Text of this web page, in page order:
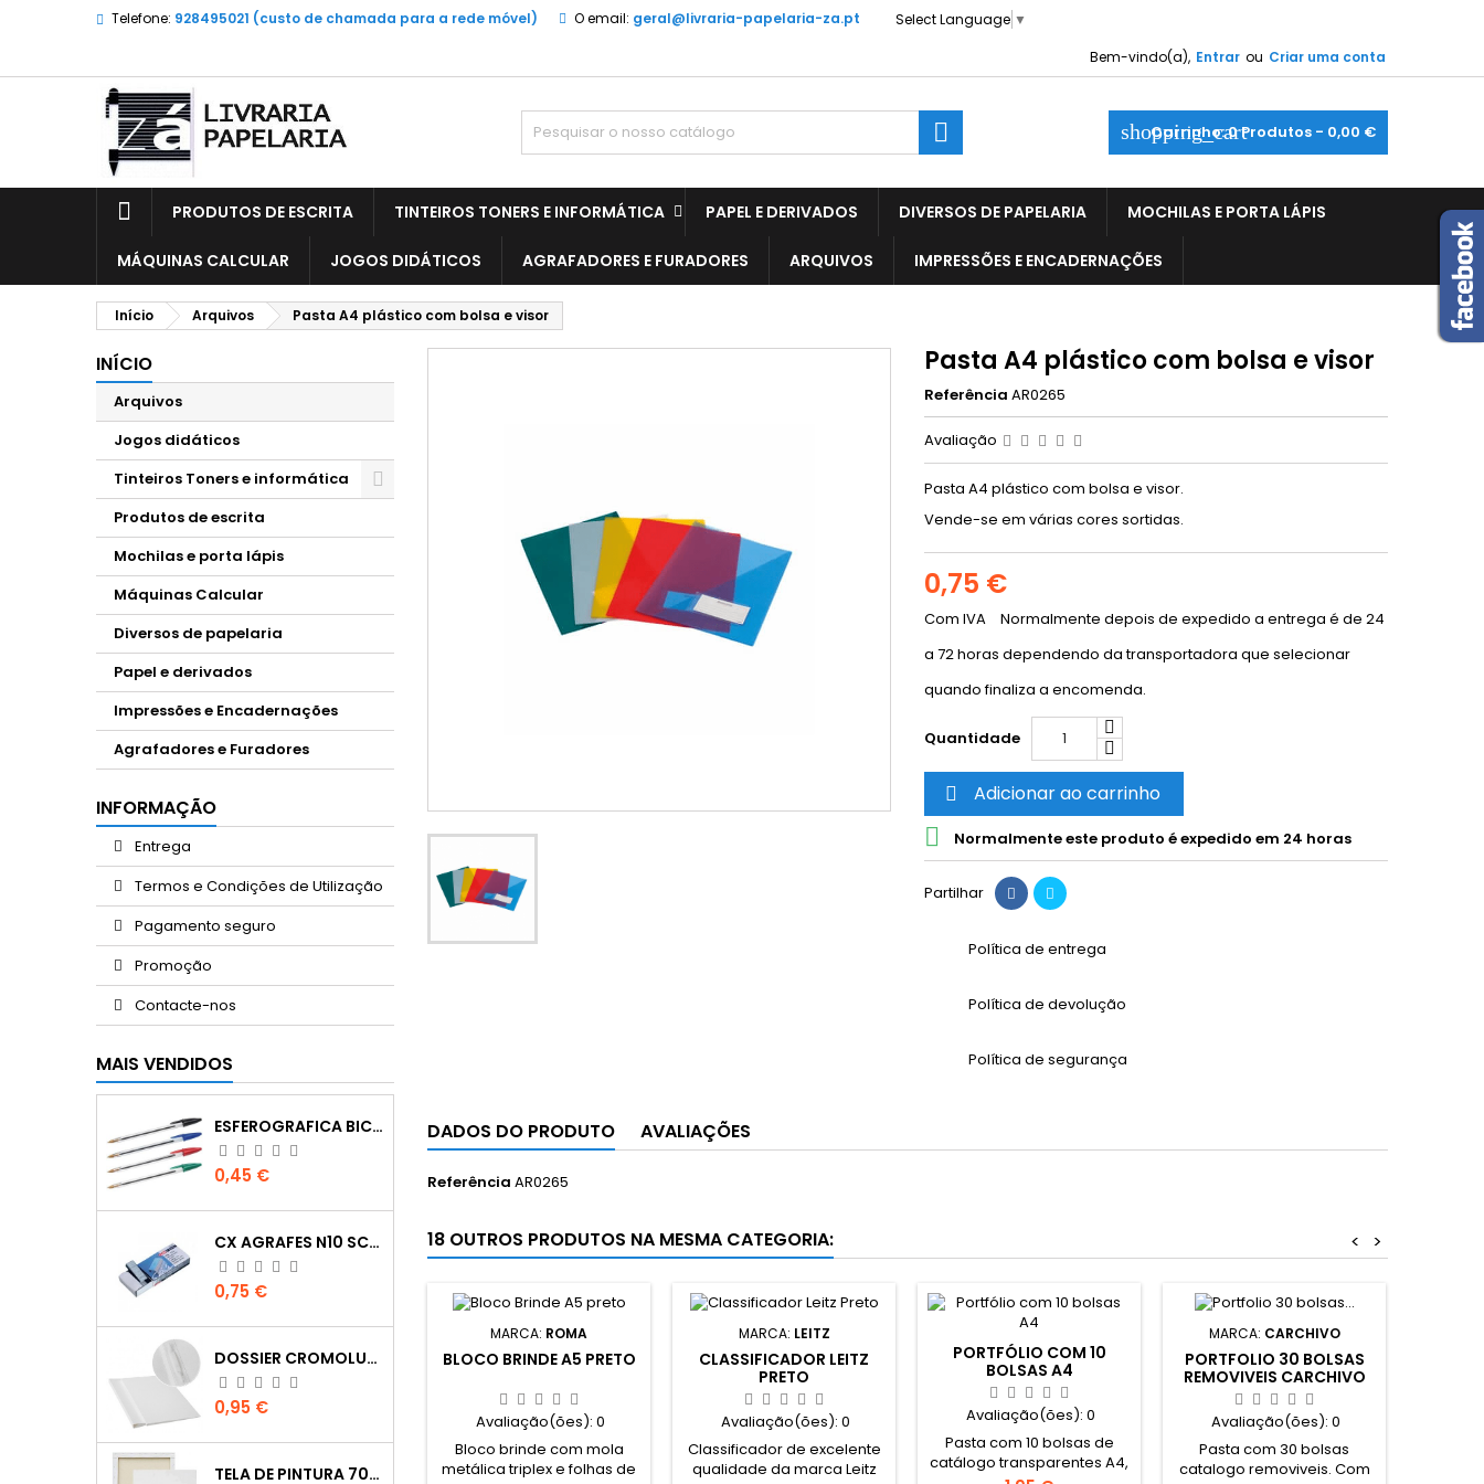
Telefone: 928495021 (custo de chamada para a rede móvel) O email: geral@livraria-papelaria-za.pt Select Language ▼
Bem-vindo(a), Entrar ou Criar uma conta
shopping_cart
Carrinho:0Produtos - 0,00 €

PRODUTOS DE ESCRITA TINTEIROS TONERS E INFORMÁTICA PAPEL E DERIVADOS DIVERSOS DE PAPELARIA MOCHILAS E PORTA LÁPIS
MÁQUINAS CALCULAR JOGOS DIDÁTICOS AGRAFADORES E FURADORES ARQUIVOS IMPRESSÕES E ENCADERNAÇÕES
Início Arquivos Pasta A4 plástico com bolsa e visor
INÍCIO
Arquivos
Jogos didáticos
Tinteiros Toners e informática
Produtos de escrita
Mochilas e porta lápis
Máquinas Calcular
Diversos de papelaria
Papel e derivados
Impressões e Encadernações
Agrafadores e Furadores
INFORMAÇÃO
Entrega
Termos e Condições de Utilização
Pagamento seguro
Promoção
Contacte-nos
MAIS VENDIDOS
ESFEROGRAFICA BIC CRISTAL
Preço
0,45 €
CX AGRAFES N10 SCRIVA
Preço
0,75 €
DOSSIER CROMOLUX A4 COM FERRAGEM
Preço
0,95 €
TELA DE PINTURA 70X100
Pasta A4 plástico com bolsa e visor
Referência AR0265
Avaliação
Pasta A4 plástico com bolsa e visor.
Vende-se em várias cores sortidas.
0,75 €
Com IVA
Normalmente depois de expedido a entrega é de 24
a 72 horas dependendo da transportadora que selecionar
quando finaliza a encomenda.
Quantidade
 Adicionar ao carrinho
 Normalmente este produto é expedido em 24 horas
Partilhar
Política de entrega
Política de devolução
Política de segurança
DADOS DO PRODUTO AVALIAÇÕES
Referência AR0265
18 OUTROS PRODUTOS NA MESMA CATEGORIA: >
<
MARCA: ROMA
BLOCO BRINDE A5 PRETO
Avaliação(ões): 0
Bloco brinde com mola
metálica triplex e folhas de
MARCA: LEITZ
CLASSIFICADOR LEITZ
PRETO
Avaliação(ões): 0
Classificador de excelente
qualidade da marca Leitz
PORTFÓLIO COM 10
BOLSAS A4
Avaliação(ões): 0
Pasta com 10 bolsas de
catálogo transparentes A4,
MARCA: CARCHIVO
PORTFOLIO 30 BOLSAS
REMOVIVEIS CARCHIVO
VERDE
Avaliação(ões): 0
Pasta com 30 bolsas
catalogo removiveis. Com